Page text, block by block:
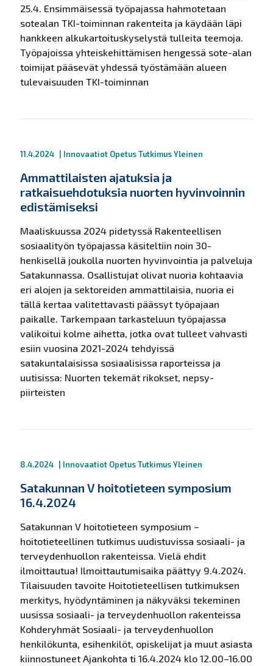
25.4. Ensimmäisessä työpajassa hahmotetaan
sotealan TKI-toiminnan rakenteita ja käydään läpi
hankkeen alkukartoituskyselystä tulleita teemoja.
Työpajoissa yhteiskehittämisen hengessä sote-alan
toimijat pääsevät yhdessä työstämään alueen
tulevaisuuden TKI-toiminnan
11.4.2024 Innovaatiot OpetusTutkimusYleinen
Ammattilaisten ajatuksia ja
ratkaisuehdotuksia nuorten hyvinvoinnin
edistämiseksi
Maaliskuussa 2024 pidetyssä Rakenteellisen
sosiaalityön työpajassa käsiteltiin noin 30-
henkisellä joukolla nuorten hyvinvointia ja palveluja
Satakunnassa. Osallistujat olivat nuoria kohtaavia
eri alojen ja sektoreiden ammattilaisia, nuoria ei
tällä kertaa valitettavasti päässyt työpajaan
paikalle. Tarkempaan tarkasteluun työpajassa
valikoitui kolme aihetta, jotka ovat tulleet vahvasti
esiin vuosina 2021-2024 tehdyissä
satakuntalaisissa sosiaalisissa raporteissa ja
uutisissa: Nuorten tekemät rikokset, nepsy-
piirteisten
8.4.2024 Innovaatiot OpetusTutkimusYleinen
Satakunnan V hoitotieteen symposium
16.4.2024
Satakunnan V hoitotieteen symposium –
hoitotieteellinen tutkimus uudistuvissa sosiaali- ja
terveydenhuollon rakenteissa. Vielä ehdit
ilmoittautua! Ilmoittautumisaika päättyy 9.4.2024.
Tilaisuuden tavoite Hoitotieteellisen tutkimuksen
merkitys, hyödyntäminen ja näkyväksi tekeminen
uusissa sosiaali- ja terveydenhuollon rakenteissa
Kohderyhmät Sosiaali- ja terveydenhuollon
henkilökunta, esihenkilöt, opiskelijat ja muut asiasta
kiinnostuneet Ajankohta ti 16.4.2024 klo 12.00–16.00